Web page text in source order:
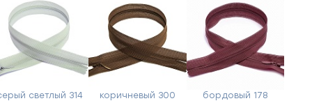
светлый 314 коричневый 300 бордовый 178